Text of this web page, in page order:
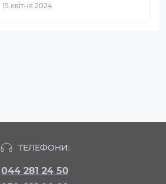
15 квітня 2024
ТЕЛЕФОНИ:
044 281 24 50